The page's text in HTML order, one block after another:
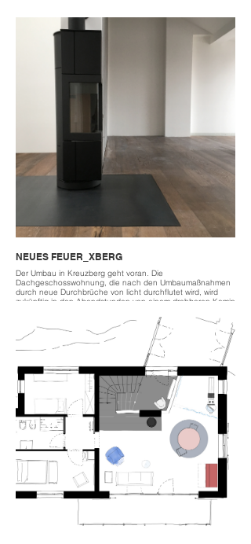
the participation principle - outcome uncertain. You have to
find a reliable operator.
located Hansestadt Stralsund
NEUES FEUER_XBERG
Der Umbau in Kreuzberg geht voran. Die
Dachgeschosswohnung, die nach den Umbaumaßnahmen
durch neue Durchbrüche von licht durchflutet wird, wird
zukünftig in den Abendstunden von einem drehbaren Kamin
gleichermaßen bedienen kann.
The renovation in Kreuzberg is progressing. The attic
apartment, which is flooded with light due to the new
openings after the renovation work, in the future teh
apartment will be fired up by a rotating fireplace that can
serve both the living and dining areas.
2021
located Berlin Kreuzberg
costs 90k